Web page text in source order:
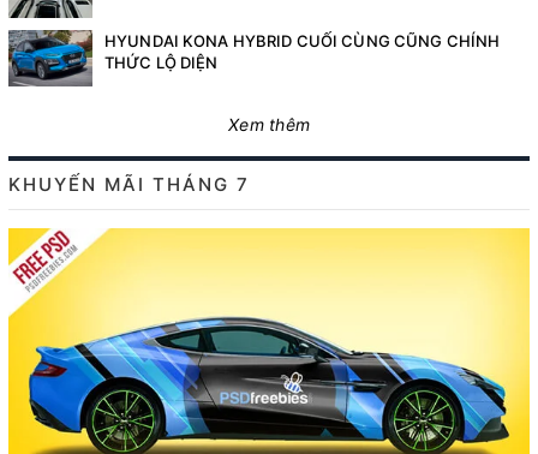
HYUNDAI KONA HYBRID CUỐI CÙNG CŨNG CHÍNH
THỨC LỘ DIỆN
Xem thêm
KHUYẾN MÃI THÁNG 7